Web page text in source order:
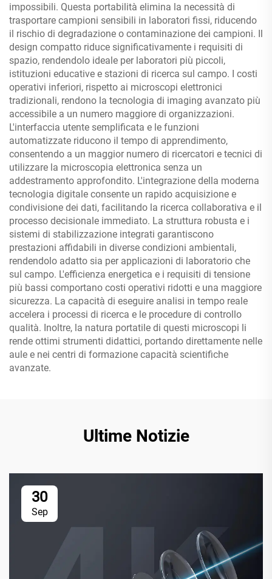
impossibili. Questa portabilità elimina la necessità di
trasportare campioni sensibili in laboratori fissi, riducendo
il rischio di degradazione o contaminazione dei campioni. Il
design compatto riduce significativamente i requisiti di
spazio, rendendolo ideale per laboratori più piccoli,
istituzioni educative e stazioni di ricerca sul campo. I costi
operativi inferiori, rispetto ai microscopi elettronici
tradizionali, rendono la tecnologia di imaging avanzato più
accessibile a un numero maggiore di organizzazioni.
L'interfaccia utente semplificata e le funzioni
automatizzate riducono il tempo di apprendimento,
consentendo a un maggior numero di ricercatori e tecnici di
utilizzare la microscopia elettronica senza un
addestramento approfondito. L'integrazione della moderna
tecnologia digitale consente un rapido acquisizione e
condivisione dei dati, facilitando la ricerca collaborativa e il
processo decisionale immediato. La struttura robusta e i
sistemi di stabilizzazione integrati garantiscono
prestazioni affidabili in diverse condizioni ambientali,
rendendolo adatto sia per applicazioni di laboratorio che
sul campo. L'efficienza energetica e i requisiti di tensione
più bassi comportano costi operativi ridotti e una maggiore
sicurezza. La capacità di eseguire analisi in tempo reale
accelera i processi di ricerca e le procedure di controllo
qualità. Inoltre, la natura portatile di questi microscopi li
rende ottimi strumenti didattici, portando direttamente nelle
aule e nei centri di formazione capacità scientifiche
avanzate.
Ultime Notizie
30
Sep